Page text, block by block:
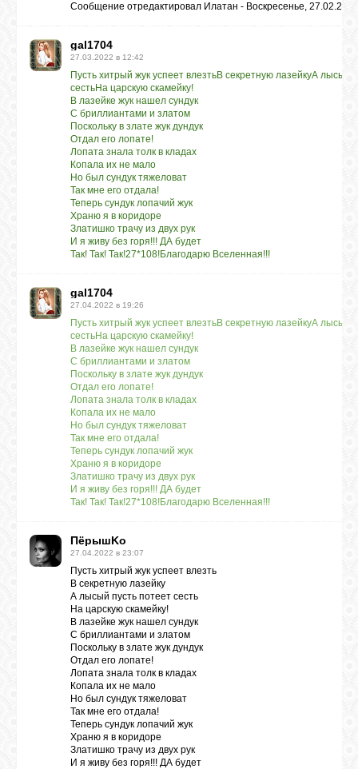
Сообщение отредактировал Илатан - Воскресенье,
gal1704
27.03.2022 в 12:42
Пусть хитрый жук успеет влезтьВ секретную лазейкуА лысый
сестьНа царскую скамейку!
В лазейке жук нашел сундук
С бриллиантами и златом
Поскольку в злате жук дундук
Отдал его лопате!
Лопата знала толк в кладах
Копала их не мало
Но был сундук тяжеловат
Так мне его отдала!
Теперь сундук лопачий жук
Храню я в коридоре
Златишко трачу из двух рук
И я живу без горя!!! ДА будет
Так! Так! Так!27*108!Благодарю Вселенная!!!
gal1704
27.04.2022 в 19:26
Пусть хитрый жук успеет влезтьВ секретную лазейкуА лысый
сестьНа царскую скамейку!
В лазейке жук нашел сундук
С бриллиантами и златом
Поскольку в злате жук дундук
Отдал его лопате!
Лопата знала толк в кладах
Копала их не мало
Но был сундук тяжеловат
Так мне его отдала!
Теперь сундук лопачий жук
Храню я в коридоре
Златишко трачу из двух рук
И я живу без горя!!! ДА будет
Так! Так! Так!27*108!Благодарю Вселенная!!!
ПёрышKo
27.04.2022 в 23:07
Пусть хитрый жук успеет влезть
В секретную лазейку
А лысый пусть потеет сесть
На царскую скамейку!
В лазейке жук нашел сундук
С бриллиантами и златом
Поскольку в злате жук дундук
Отдал его лопате!
Лопата знала толк в кладах
Копала их не мало
Но был сундук тяжеловат
Так мне его отдала!
Теперь сундук лопачий жук
Храню я в коридоре
Златишко трачу из двух рук
И я живу без горя!!! ДА будет